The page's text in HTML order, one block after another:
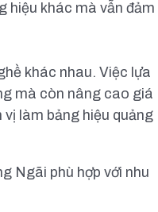
hiệu khác mà vẫn đảm
khác nhau. Việc lựa
mà còn nâng cao giá
làm bảng hiệu quảng
Ngãi phù hợp với nhu